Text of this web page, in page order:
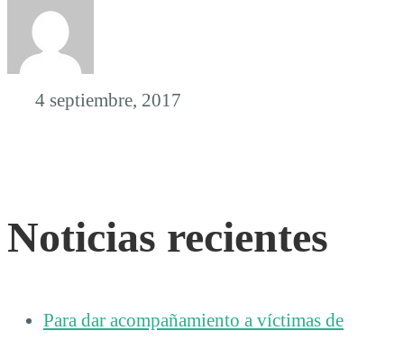
4 septiembre, 2017
Noticias recientes
Para dar acompañamiento a víctimas de